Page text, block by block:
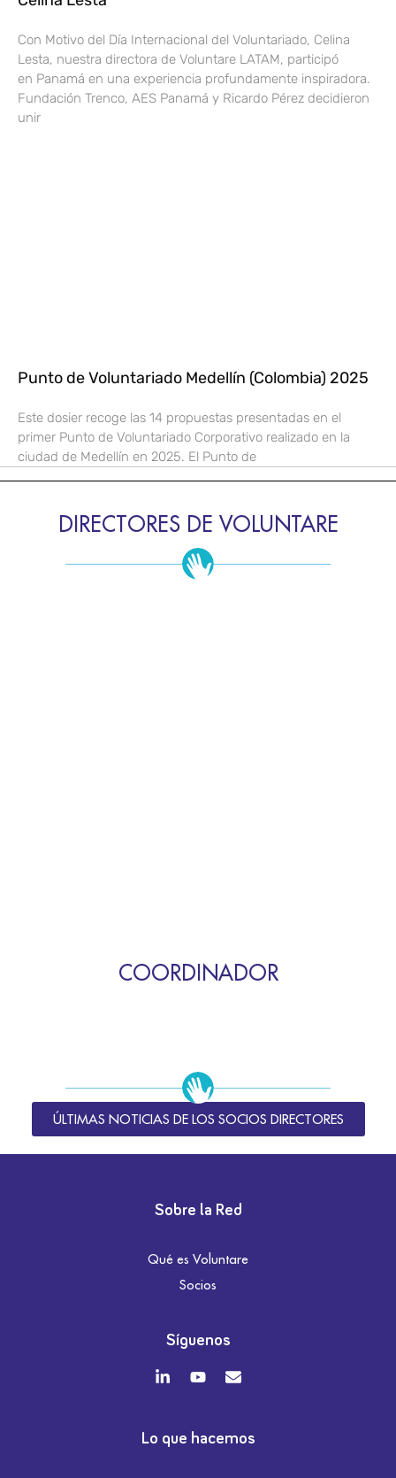
Con Motivo del Día Internacional del Voluntariado, Celina
Lesta, nuestra directora de Voluntare LATAM, participó
en Panamá en una experiencia profundamente inspiradora.
Fundación Trenco, AES Panamá y Ricardo Pérez decidieron
unir
Punto de Voluntariado Medellín (Colombia) 2025
Este dosier recoge las 14 propuestas presentadas en el
primer Punto de Voluntariado Corporativo realizado en la
ciudad de Medellín en 2025. El Punto de
DIRECTORES DE VOLUNTARE
COORDINADOR
ÚLTIMAS NOTICIAS DE LOS SOCIOS DIRECTORES
Sobre la Red
Qué es Voluntare
Socios
Síguenos
Lo que hacemos